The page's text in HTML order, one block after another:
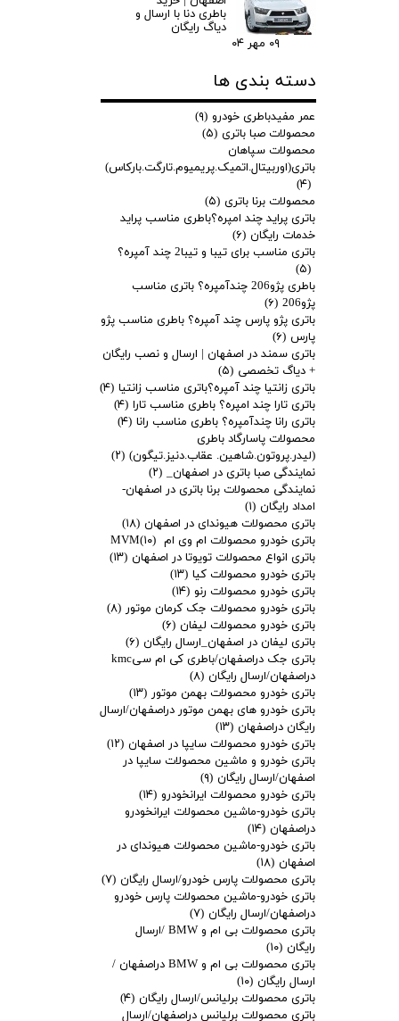
باطری دنا با ارسال و
دیاگ رایگان
۰۹ مهر ۰۴
دسته بندی ها
عمر مفیدباطری خودرو (۹)
محصولات صبا باتری (۵)
محصولات سپاهان
باتری(اوربیتال.اتمیک.پریمیوم.تارگت.بارکاس)
(۴)
محصولات برنا باتری (۵)
باتری پراید چند امپره؟باطری مناسب پراید
خدمات رایگان (۶)
باتری مناسب برای تیبا و تیبا2 چند آمپره؟
(۵)
باطری پژو206 چندآمپره؟ باتری مناسب
پژو206
(۶)
باتری پژو پارس چند آمپره؟ باطری مناسب پژو
پارس (۶)
باتری سمند در اصفهان | ارسال و نصب رایگان
+ دیاگ تخصصی (۵)
باتری زانتیا چند آمپره؟باتری مناسب زانتیا (۴)
باتری تارا چند امپره؟ باطری مناسب تارا (۴)
باتری رانا چندآمپره؟ باطری مناسب رانا (۴)
محصولات پاسارگاد باطری
(لیدر.پروتون.شاهین. عقاب.دنیز.تیگون) (۲)
نمایندگی صبا باتری در اصفهان_ (۲)
نمایندگی محصولات برنا باتری در اصفهان-
امداد رایگان (۱)
باتری محصولات هیوندای در اصفهان (۱۸)
باتری خودرو محصولات ام وی ام MVM (۱۰)
باتری انواع محصولات تویوتا در اصفهان (۱۳)
باتری خودرو محصولات کیا (۱۳)
باتری خودرو محصولات رنو (۱۴)
باتری خودرو محصولات جک کرمان موتور (۸)
باتری خودرو محصولات لیفان (۶)
باتری لیفان در اصفهان_ارسال رایگان (۶)
باتری جک دراصفهان/باطری کی ام سیkmc
دراصفهان/ارسال رایگان (۸)
باتری خودرو محصولات بهمن موتور (۱۳)
باتری خودرو های بهمن موتور دراصفهان/ارسال
رایگان دراصفهان (۱۳)
باتری خودرو محصولات سایپا در اصفهان (۱۲)
باتری خودرو و ماشین محصولات سایپا در
اصفهان/ارسال رایگان (۹)
باتری خودرو محصولات ایرانخودرو (۱۴)
باتری خودرو-ماشین محصولات ایرانخودرو
دراصفهان (۱۴)
باتری خودرو-ماشین محصولات هیوندای در
اصفهان (۱۸)
باتری محصولات پارس خودرو/ارسال رایگان (۷)
باتری خودرو-ماشین محصولات پارس خودرو
دراصفهان/ارسال رایگان (۷)
باتری محصولات بی ام و BMW /ارسال
رایگان (۱۰)
باتری محصولات بی ام و BMW دراصفهان /
ارسال رایگان (۱۰)
باتری محصولات برلیانس/ارسال رایگان (۴)
باتری محصولات برلیانس دراصفهان/ارسال